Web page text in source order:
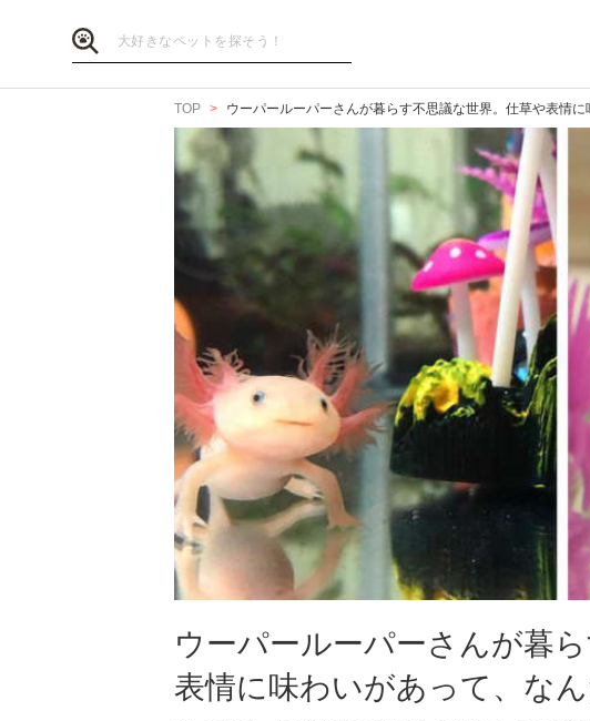
TOP ウーパールーパーさんが暮らす不思議な世界。仕草や表情
ウーパールーパーさんが暮
表情に味わいがあって、な